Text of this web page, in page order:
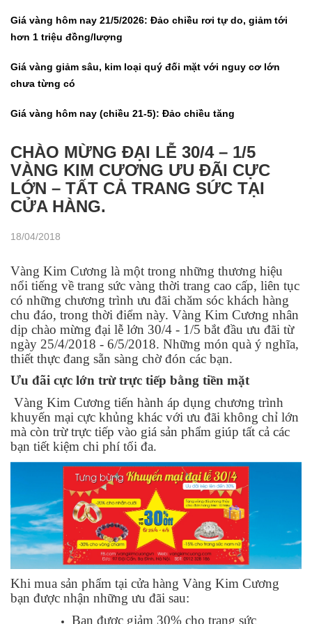
Giá vàng hôm nay 21/5/2026: Đảo chiều rơi tự do, giảm tới
hơn 1 triệu đồng/lượng
Giá vàng giảm sâu, kim loại quý đối mặt với nguy cơ lớn
chưa từng có
Giá vàng hôm nay (chiều 21-5): Đảo chiều tăng
CHÀO MỪNG ĐẠI LỄ 30/4 – 1/5
VÀNG KIM CƯƠNG ƯU ĐÃI CỰC
LỚN – TẤT CẢ TRANG SỨC TẠI
CỬA HÀNG.
18/04/2018
Vàng Kim Cương là một trong những thương hiệu
nổi tiếng về trang sức vàng thời trang cao cấp, liên tục
có những chương trình ưu đãi chăm sóc khách hàng
chu đáo, trong thời điểm này. Vàng Kim Cương nhân
dịp chào mừng đại lễ lớn 30/4 - 1/5 bắt đầu ưu đãi từ
ngày 25/4/2018 - 6/5/2018. Những món quà ý nghĩa,
thiết thực đang sẵn sàng chờ đón các bạn.
Ưu đãi cực lớn trừ trực tiếp bằng tiền mặt
Vàng Kim Cương tiến hành áp dụng chương trình
khuyến mại cực khủng khác với ưu đãi không chỉ lớn
mà còn trừ trực tiếp vào giá sản phẩm giúp tất cả các
bạn tiết kiệm chi phí tối đa.
Khi mua sản phẩm tại cửa hàng Vàng Kim Cương
bạn được nhận những ưu đãi sau:
Bạn được giảm 30% cho trang sức